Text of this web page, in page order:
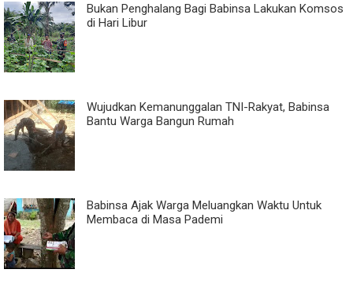
Bukan Penghalang Bagi Babinsa Lakukan Komsos
di Hari Libur
Wujudkan Kemanunggalan TNI-Rakyat, Babinsa
Bantu Warga Bangun Rumah
Babinsa Ajak Warga Meluangkan Waktu Untuk
Membaca di Masa Pademi